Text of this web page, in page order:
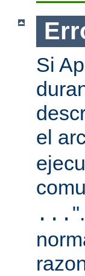
Si
el
...